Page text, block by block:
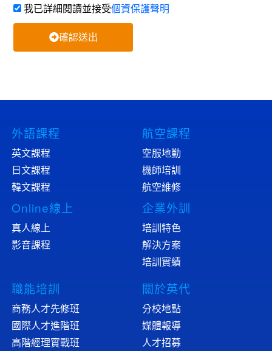
我已詳細閱讀並接受個資保護聲明
確認送出
外語課程
英文課程
日文課程
韓文課程
Online線上
真人線上
影音課程
航空課程
空服地勤
機師培訓
航空維修
企業外訓
培訓特色
解決方案
培訓實績
職能培訓
商務人才先修班
國際人才進階班
高階經理實戰班
關於英代
分校地點
媒體報導
人才招募